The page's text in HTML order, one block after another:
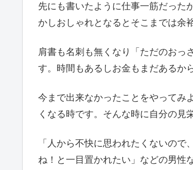
先にも書いたように仕事一筋だった
かしおしゃれとなるとそこまでは余
肩書も名刺も無くなり「ただのおっ
す。時間もあるしお金もまだあるか
今まで出来なかったことをやってみ
くなる時です。そんな時に自分の見
「人から不快に思われたくないの
ね！と一目置かれたい」などの男性